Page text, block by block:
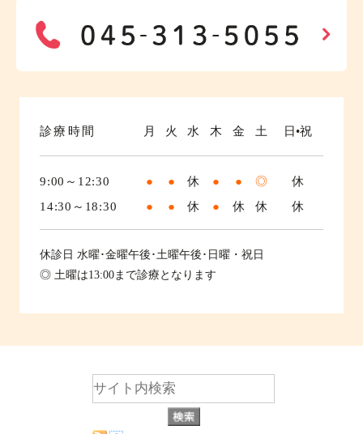
診療時間 月 火 水 木 金 土 日•祝
9:00～12:30 ● ● 休 ● ● ◎
休
14:30～18:30
● ● 休 ● 休 休 休
休診日 水曜･金曜午後･土曜午後･日曜・祝日
◎ 土曜は13:00まで診療となります